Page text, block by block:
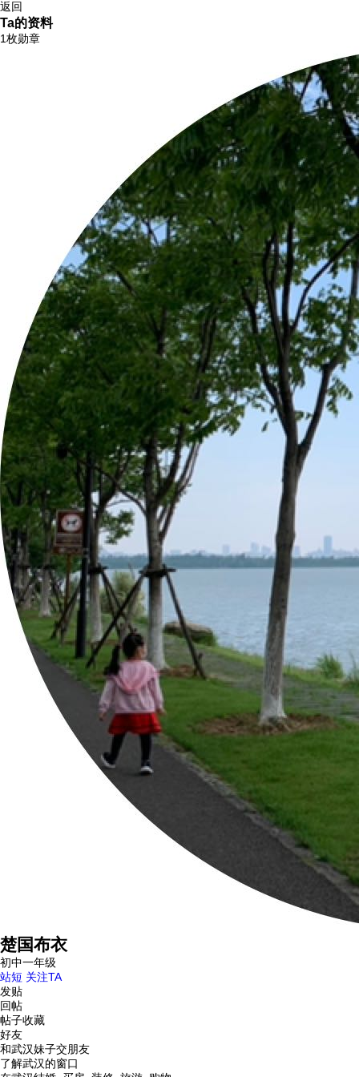
返回
Ta的资料
1枚勋章
楚国布衣
初中一年级
站短 关注TA
发贴
回帖
帖子收藏
好友
和武汉妹子交朋友
了解武汉的窗口